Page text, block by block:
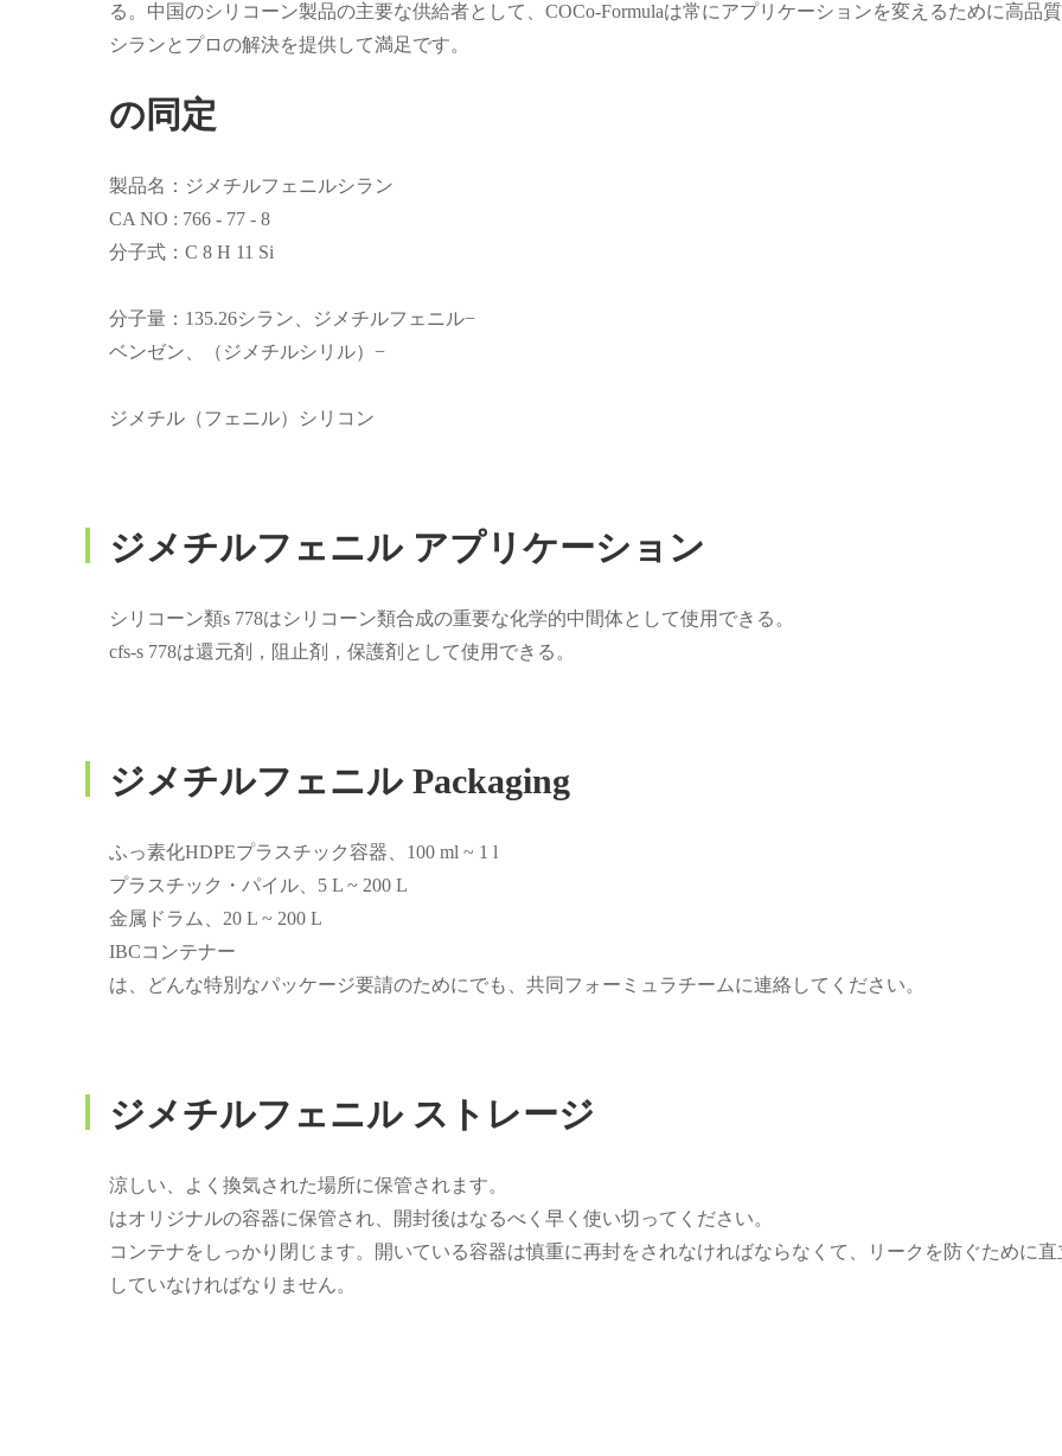
る。中国のシリコーン製品の主要な供給者として、COCo-Formulaは常にアプリケーションを変えるために高品
シランとプロの解決を提供して満足です。
の同定
製品名：ジメチルフェニルシラン
CA NO : 766 - 77 - 8
分子式：C 8 H 11 Si
分子量：135.26シラン、ジメチルフェニル−
ベンゼン、（ジメチルシリル）−
ジメチル（フェニル）シリコン
ジメチルフェニル アプリケーション
シリコーン類s 778はシリコーン類合成の重要な化学的中間体として使用できる。
cfs‐s 778は還元剤，阻止剤，保護剤として使用できる。
ジメチルフェニル Packaging
ふっ素化HDPEプラスチック容器、100 ml ~ 1 l
プラスチック・パイル、5 L ~ 200 L
金属ドラム、20 L ~ 200 L
IBCコンテナー
は、どんな特別なパッケージ要請のためにでも、共同フォーミュラチームに連絡してください。
ジメチルフェニル ストレージ
涼しい、よく換気された場所に保管されます。
はオリジナルの容器に保管され、開封後はなるべく早く使い切ってください。
コンテナをしっかり閉じます。開いている容器は慎重に再封をされなければならなくて、リークを防ぐために直
していなければなりません。